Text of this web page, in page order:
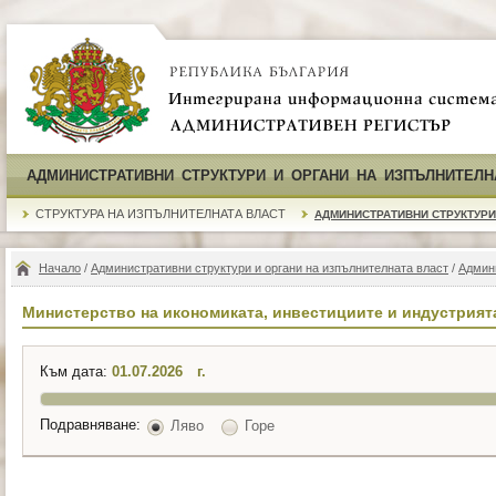
АДМИНИСТРАТИВНИ СТРУКТУРИ И ОРГАНИ НА
СТРУКТУРА НА ИЗПЪЛНИТЕЛНАТА ВЛАСТ АДМИНИСТРАТИВНИ СТРУКТУРИ
Начало / Административни структури и органи на изпълнителната власт /
Министерство на икономиката, инвестициите и
Към дата: г.
Подравняване: Ляво Горе